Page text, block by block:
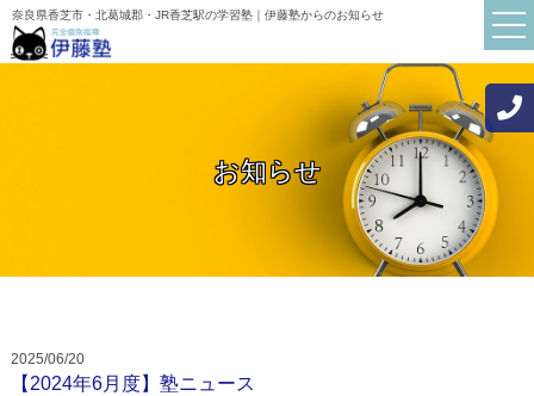
奈良県香芝市・北葛城郡・JR香芝駅の学習塾｜伊藤塾からのお知らせ
お知らせ
お知らせ
2025/06/20
【2024年6月度】塾ニュース